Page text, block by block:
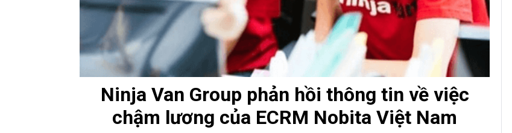
Ninja Van Group phản hồi thông tin về việc
chậm lương của ECRM Nobita Việt Nam